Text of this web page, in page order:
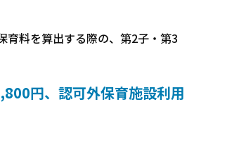
育料を算出する際の、第2子・第3
円、認可外保育施設利用